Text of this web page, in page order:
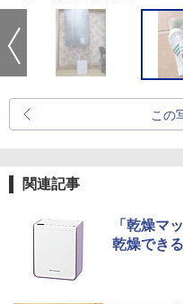
この
関連記事
「乾燥マ
乾燥でき